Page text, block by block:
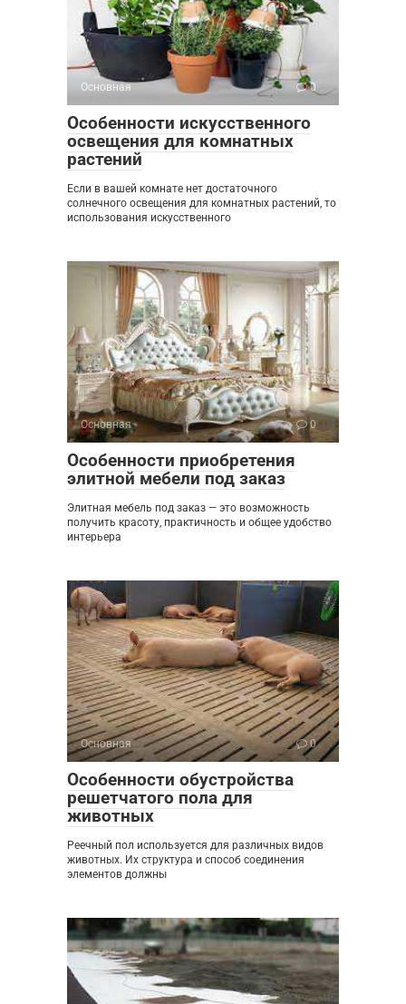
Основная 0
Особенности искусственного
освещения для комнатных
растений
Если в вашей комнате нет достаточного
солнечного освещения для комнатных растений, то
использования искусственного
Основная 0
Особенности приобретения
элитной мебели под заказ
Элитная мебель под заказ — это возможность
получить красоту, практичность и общее удобство
интерьера
Основная 0
Особенности обустройства
решетчатого пола для
животных
Реечный пол используется для различных видов
животных. Их структура и способ соединения
элементов должны